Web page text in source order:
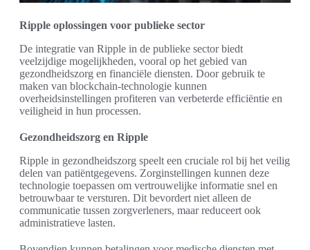
Ripple oplossingen voor publieke sector
De integratie van Ripple in de publieke sector biedt
veelzijdige mogelijkheden, vooral op het gebied van
gezondheidszorg en financiële diensten. Door gebruik te
maken van blockchain-technologie kunnen
overheidsinstellingen profiteren van verbeterde efficiëntie en
veiligheid in hun processen.
Gezondheidszorg en Ripple
Ripple in gezondheidszorg speelt een cruciale rol bij het veilig
delen van patiëntgegevens. Zorginstellingen kunnen deze
technologie toepassen om vertrouwelijke informatie snel en
betrouwbaar te versturen. Dit bevordert niet alleen de
communicatie tussen zorgverleners, maar reduceert ook
administratieve lasten.